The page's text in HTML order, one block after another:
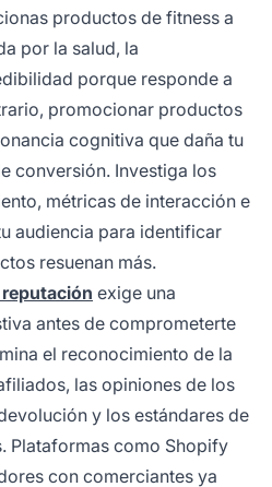
productos de fitness a
por la salud, la
porque responde a
promocionar productos
cognitiva que daña tu
conversión. Investiga los
métricas de interacción e
audiencia para identificar
resuenan más.
exige una
antes de comprometerte
el reconocimiento de la
las opiniones de los
y los estándares de
Plataformas como Shopify
con comerciantes ya